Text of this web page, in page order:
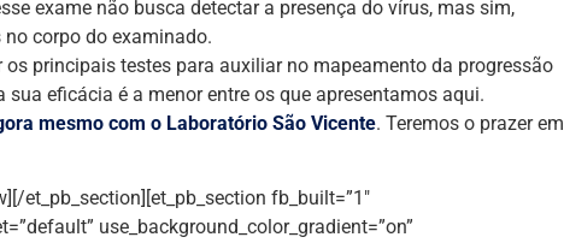
exame não busca detectar a presença do vírus, mas sim,
corpo do examinado.
os principais testes para auxiliar no mapeamento da progressão
eficácia é a menor entre os que apresentamos aqui.
mesmo com o Laboratório São Vicente. Teremos o prazer em
et_pb_section][et_pb_section fb_built=”1″
use_background_color_gradient=”on”